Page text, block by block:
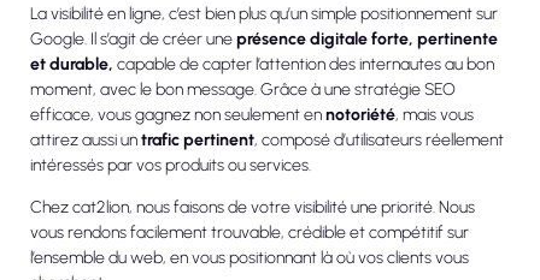
La visibilité en ligne, c’est bien plus qu’un simple positionnement sur
Google. Il s’agit de créer uneprésence digitale forte, pertinente
et durable, capable de capter l’attention des internautes au bon
moment, avec le bon message. Grâce à une stratégie SEO
efficace, vous gagnez non seulement ennotoriété, mais vous
attirez aussi untrafic pertinent, composé d’utilisateurs réellement
intéressés par vos produits ou services.
Chez cat2lion, nous faisons de votre visibilité une priorité. Nous
vous rendons facilement trouvable, crédible et compétitif sur
l’ensemble du web, en vous positionnant là où vos clients vous